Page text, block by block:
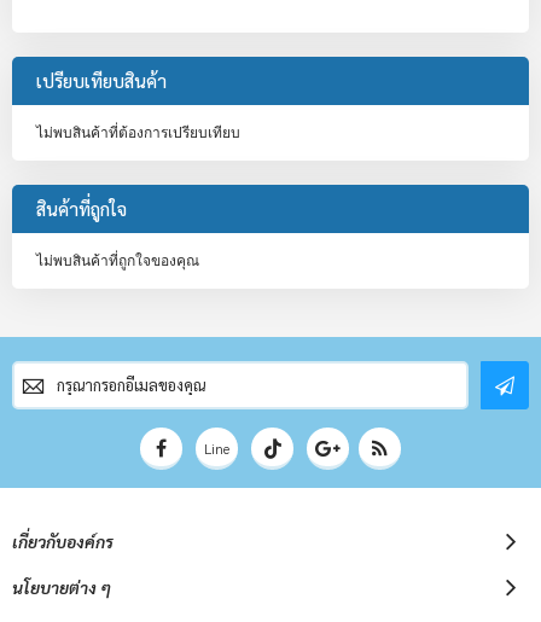
เปรียบเทียบสินค้า
ไม่พบสินค้าที่ต้องการเปรียบเทียบ
สินค้าที่ถูกใจ
ไม่พบสินค้าที่ถูกใจของคุณ
สมัคร
สมาชิก
จดหมาย
Line
เกี่ยวกับองค์กร
นโยบายต่าง ๆ